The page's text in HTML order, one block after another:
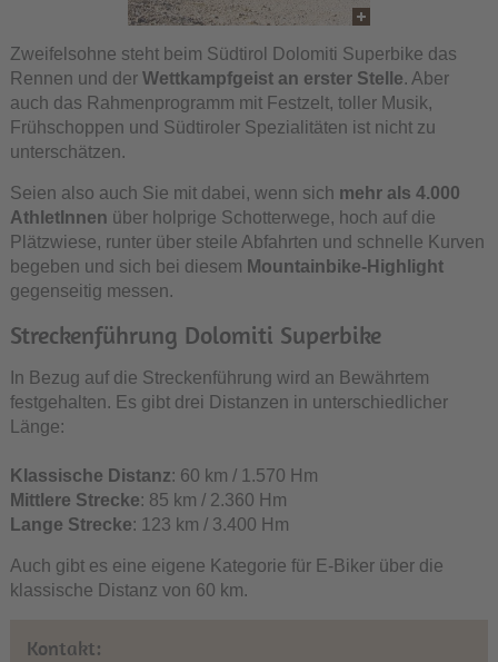
Zweifelsohne steht beim Südtirol Dolomiti Superbike das
Rennen und der Wettkampfgeist an erster Stelle. Aber
auch das Rahmenprogramm mit Festzelt, toller Musik,
Frühschoppen und Südtiroler Spezialitäten ist nicht zu
unterschätzen.
Seien also auch Sie mit dabei, wenn sich mehr als 4.000
AthletInnen über holprige Schotterwege, hoch auf die
Plätzwiese, runter über steile Abfahrten und schnelle Kurven
begeben und sich bei diesem Mountainbike-Highlight
gegenseitig messen.
Streckenführung Dolomiti Superbike
In Bezug auf die Streckenführung wird an Bewährtem
festgehalten. Es gibt drei Distanzen in unterschiedlicher
Länge:
Klassische Distanz: 60 km / 1.570 Hm
Mittlere Strecke: 85 km / 2.360 Hm
Lange Strecke: 123 km / 3.400 Hm
Auch gibt es eine eigene Kategorie für E-Biker über die
klassische Distanz von 60 km.
Kontakt: